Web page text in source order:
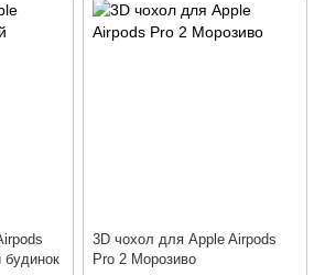
будинок
3D чохол для Apple Airpods
Pro 2 Морозиво